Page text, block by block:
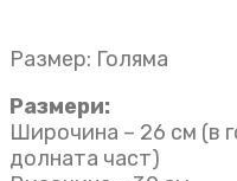
Размер: Голяма
Размери:
Широчина – 26 см (в
долната част)